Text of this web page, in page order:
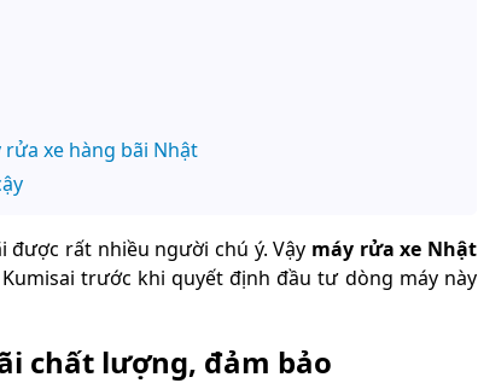
xe hàng bãi Nhật
được rất nhiều người chú ý. Vậy máy rửa xe Nhật
trước khi quyết định đầu tư dòng máy này
chất lượng, đảm bảo